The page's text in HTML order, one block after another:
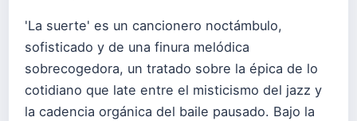
'La suerte' es un cancionero noctámbulo,
sofisticado y de una finura melódica
sobrecogedora, un tratado sobre la épica de lo
cotidiano que late entre el misticismo del jazz y
la cadencia orgánica del baile pausado. Bajo la